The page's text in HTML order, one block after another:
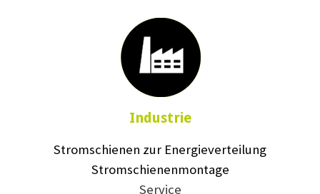
Industrie
Stromschienen zur Energieverteilung
Stromschienenmontage
Service